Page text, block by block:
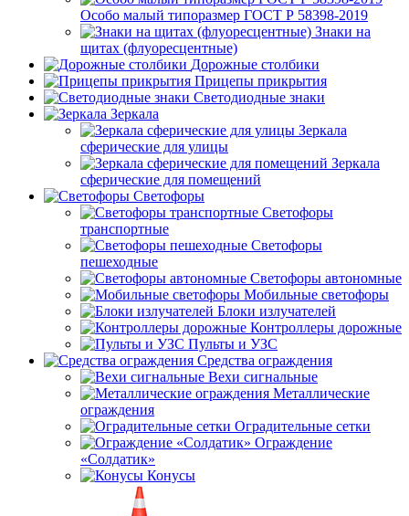
Особо малый типоразмер ГОСТ Р 58398-2019
Знаки на
щитах (флуоресцентные)
Дорожные столбики
Прицепы прикрытия
Светодиодные знаки
Зеркала
Зеркала
сферические для улицы
Зеркала
сферические для помещений
Светофоры
Светофоры
транспортные
Светофоры
пешеходные
Светофоры автономные
Мобильные светофоры
Блоки излучателей
Контроллеры дорожные
Пульты и УЗС
Средства ограждения
Вехи сигнальные
Металлические
ограждения
Оградительные сетки
Ограждение
«Солдатик»
Конусы